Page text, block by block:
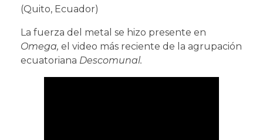
(Quito, Ecuador)
La fuerza del metal se hizo presente en
Omega, el video más reciente de la agrupación
ecuatoriana Descomunal.